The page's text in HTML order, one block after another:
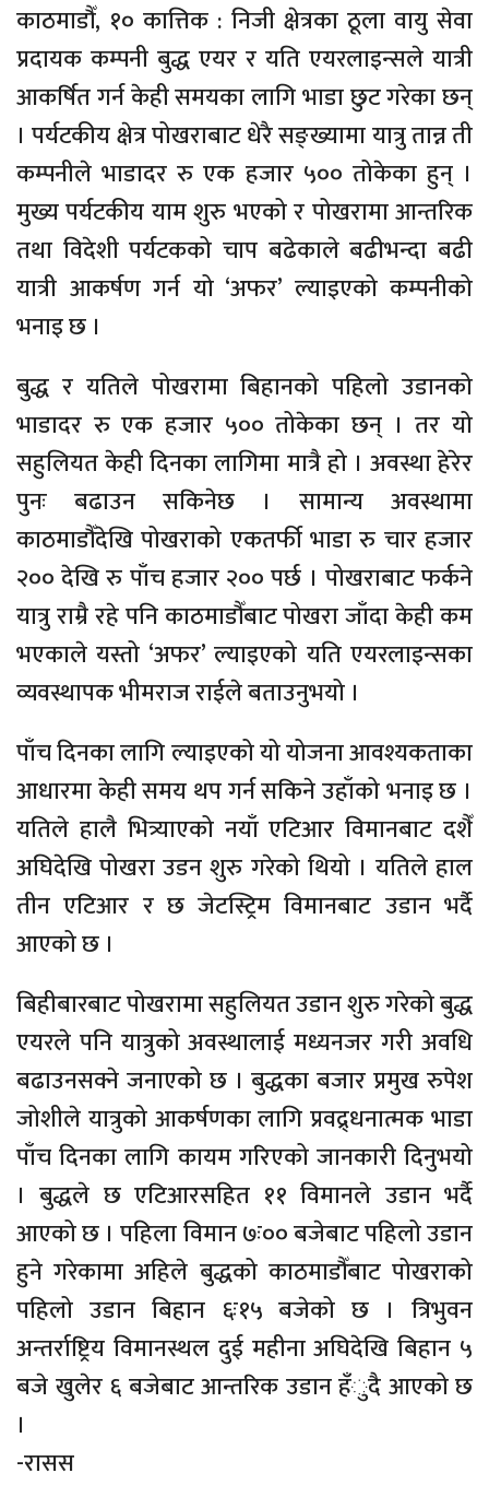
काठमाडौँ, १० कात्तिक : निजी क्षेत्रका ठूला वायु सेवा
प्रदायक कम्पनी बुद्ध एयर र यति एयरलाइन्सले यात्री
आकर्षित गर्न केही समयका लागि भाडा छुट गरेका छन्
। पर्यटकीय क्षेत्र पोखराबाट धेरै सङ्ख्यामा यात्रु तान्न ती
कम्पनीले भाडादर रु एक हजार ५०० तोकेका हुन् ।
मुख्य पर्यटकीय याम शुरु भएको र पोखरामा आन्तरिक
तथा विदेशी पर्यटकको चाप बढेकाले बढीभन्दा बढी
यात्री आकर्षण गर्न यो ‘अफर’ ल्याइएको कम्पनीको
भनाइ छ ।
बुद्ध र यतिले पोखरामा बिहानको पहिलो उडानको
भाडादर रु एक हजार ५०० तोकेका छन् । तर यो
सहुलियत केही दिनका लागिमा मात्रै हो । अवस्था हेरेर
पुनः बढाउन सकिनेछ । सामान्य अवस्थामा
काठमाडौँदेखि पोखराको एकतर्फी भाडा रु चार हजार
२०० देखि रु पाँच हजार २०० पर्छ । पोखराबाट फर्कने
यात्रु राम्रै रहे पनि काठमाडौँबाट पोखरा जाँदा केही कम
भएकाले यस्तो ‘अफर’ ल्याइएको यति एयरलाइन्सका
व्यवस्थापक भीमराज राईले बताउनुभयो ।
पाँच दिनका लागि ल्याइएको यो योजना आवश्यकताका
आधारमा केही समय थप गर्न सकिने उहाँको भनाइ छ ।
यतिले हालै भित्र्याएको नयाँ एटिआर विमानबाट दशैँ
अघिदेखि पोखरा उडन शुरु गरेको थियो । यतिले हाल
तीन एटिआर र छ जेटस्ट्रिम विमानबाट उडान भर्दै
आएको छ ।
बिहीबारबाट पोखरामा सहुलियत उडान शुरु गरेको बुद्ध
एयरले पनि यात्रुको अवस्थालाई मध्यनजर गरी अवधि
बढाउनसक्ने जनाएको छ । बुद्धका बजार प्रमुख रुपेश
जोशीले यात्रुको आकर्षणका लागि प्रवद्र्धनात्मक भाडा
पाँच दिनका लागि कायम गरिएको जानकारी दिनुभयो
। बुद्धले छ एटिआरसहित ११ विमानले उडान भर्दै
आएको छ । पहिला विमान ७ः०० बजेबाट पहिलो उडान
हुने गरेकामा अहिले बुद्धको काठमाडौँबाट पोखराको
पहिलो उडान बिहान ६ः१५ बजेको छ । त्रिभुवन
अन्तर्राष्ट्रिय विमानस्थल दुई महीना अघिदेखि बिहान ५
बजे खुलेर ६ बजेबाट आन्तरिक उडान हँुदै आएको छ
।
-रासस